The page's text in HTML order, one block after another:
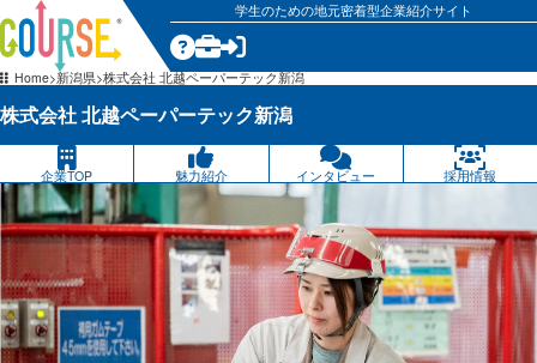
学生のための地元密着型企業紹介サイト
Home 新潟県 株式会社 北越ペーパーテック新潟
株式会社 北越ペーパーテック新潟
企業TOP 魅力紹介 インタビュー 採用情報